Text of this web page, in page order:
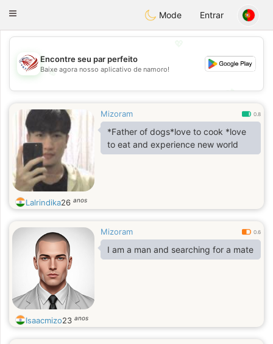
Dating
Toggle
Mode Entrar
💖
💕
Encontre seu par perfeito
Baixe agora nosso aplicativo de namoro!
Mizoram 0.8
*Father of dogs*love to cook *love
to eat and experience new world
Lalrindika26 anos
Mizoram 0.6
I am a man and searching for a mate
Isaacmizo23 anos